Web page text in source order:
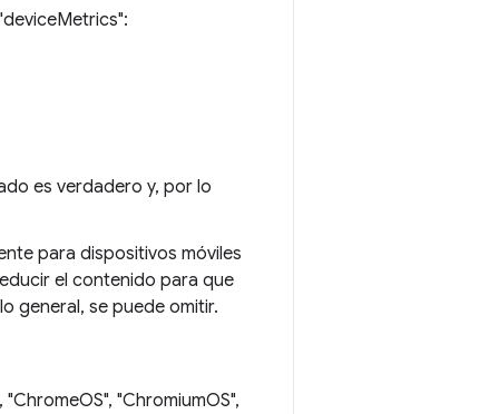
es verdadero y, por lo
para dispositivos móviles
el contenido para que
general, se puede omitir.
"ChromiumOS",